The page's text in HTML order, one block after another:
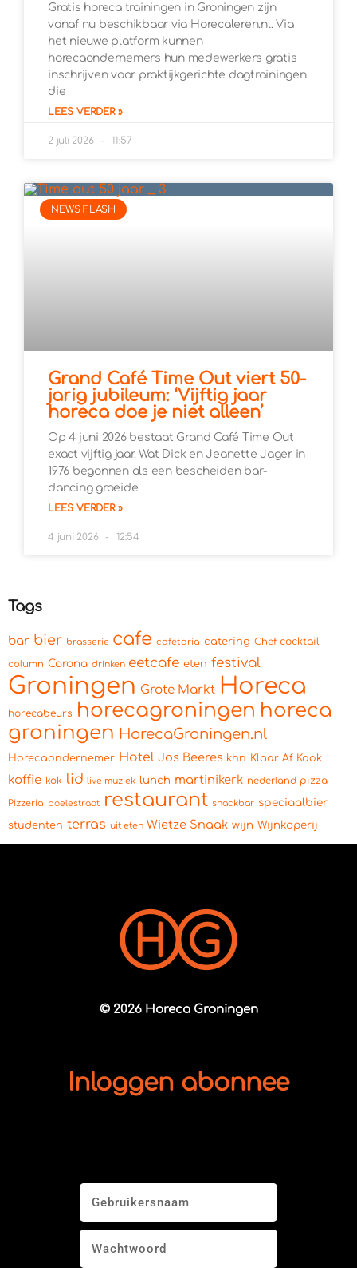
Gratis horeca trainingen in Groningen zijn
vanaf nu beschikbaar via Horecaleren.nl. Via
het nieuwe platform kunnen
horecaondernemers hun medewerkers gratis
inschrijven voor praktijkgerichte dagtrainingen
die
LEES VERDER »
2 juli 2026 11:57
NEWS FLASH
Grand Café Time Out viert 50-
jarig jubileum: ‘Vijftig jaar
horeca doe je niet alleen’
Op 4 juni 2026 bestaat Grand Café Time Out
exact vijftig jaar. Wat Dick en Jeanette Jager in
1976 begonnen als een bescheiden bar-
dancing groeide
LEES VERDER »
4 juni 2026 12:54
Tags
bar bier brasserie cafe cafetaria catering Chef cocktail
column Corona drinken eetcafe eten festival
Groningen Grote Markt Horeca
horecabeurs horecagroningen horeca
groningen HorecaGroningen.nl
Horecaondernemer Hotel Jos Beeres khn Klaar Af Kook
koffie kok lid live muziek lunch martinikerk nederland pizza
Pizzeria poelestraat restaurant snackbar speciaalbier
studenten terras uit eten Wietze Snaak wijn Wijnkoperij
© 2026 Horeca Groningen
Inloggen abonnee